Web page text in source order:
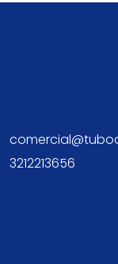
3212213656